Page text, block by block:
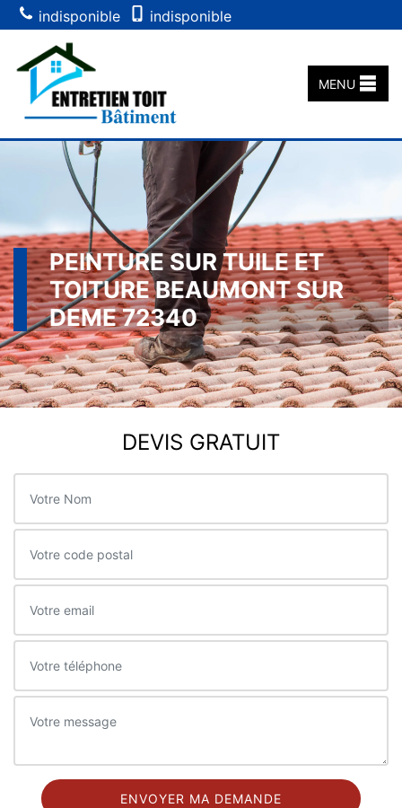
indisponible indisponible
MENU
PEINTURE SUR TUILE ET
TOITURE BEAUMONT SUR
DEME 72340
DEVIS GRATUIT